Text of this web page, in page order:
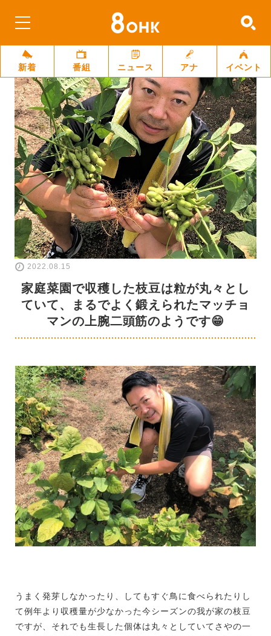
新着 番組 ニュース アナ イベント
2022.08.15
家庭菜園で収穫した枝豆は粒が丸々とし
ていて、まるでよく鍛えられたマッチョ
マンの上腕二頭筋のようです😁
うまく発芽しなかったり、してもすぐ鳥に食べられたりし
て例年より収穫量が少なかった今シーズンの我が家の枝豆
ですが、それでも生長した個体は丸々としていてさやの一